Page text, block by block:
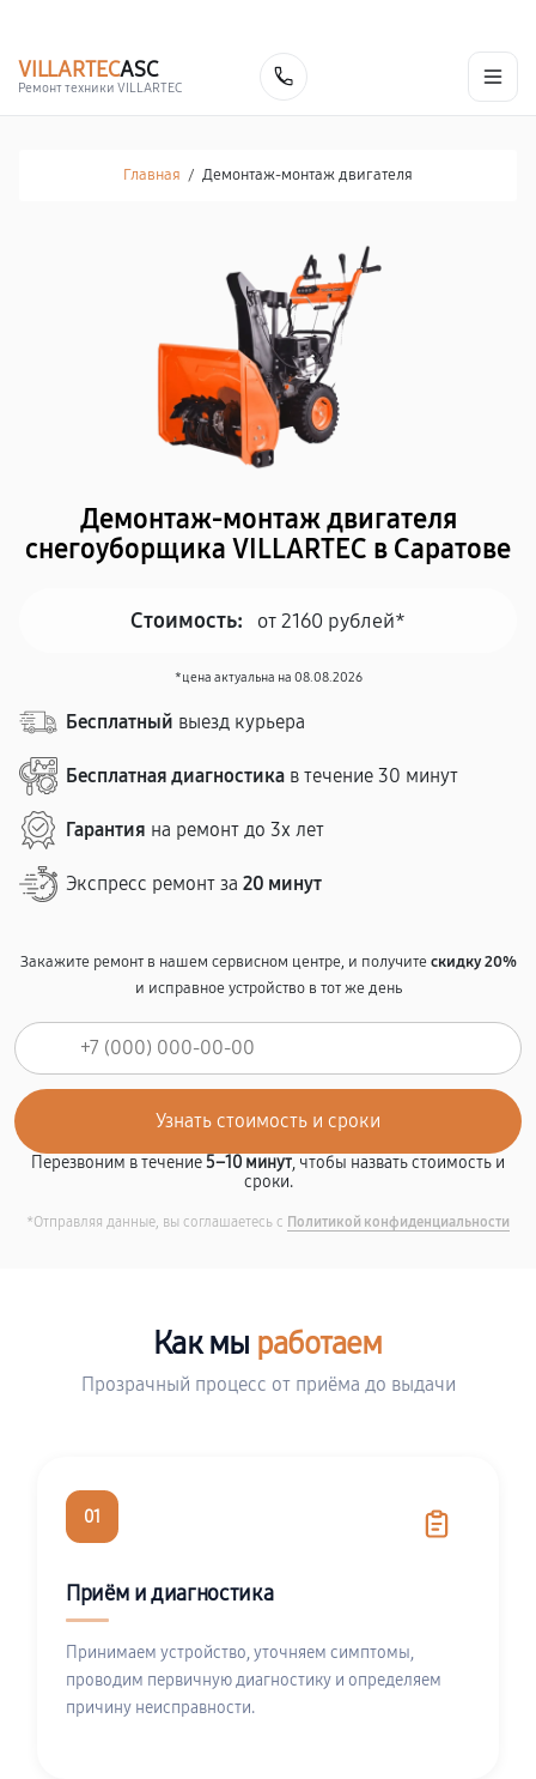
VILLARTECASC
Ремонт техники VILLARTEC
Главная / Демонтаж-монтаж двигателя
Демонтаж-монтаж двигателя
снегоуборщика VILLARTEC в Саратове
Стоимость: от 2160 рублей*
*цена актуальна на 08.08.2026
Бесплатный выезд курьера
Бесплатная диагностика в течение 30 минут
Гарантия на ремонт до 3х лет
Экспресс ремонт за 20 минут
Закажите ремонт в нашем сервисном центре, и получитескидку 20%
и исправное устройство в тот же день
Перезвоним в течение5–10 минут, чтобы назвать стоимость и
сроки.
*Отправляя данные, вы соглашаетесь с Политикой конфиденциальности
Как мы работаем
Прозрачный процесс от приёма до выдачи
01
Приём и диагностика
Принимаем устройство, уточняем симптомы,
проводим первичную диагностику и определяем
причину неисправности.